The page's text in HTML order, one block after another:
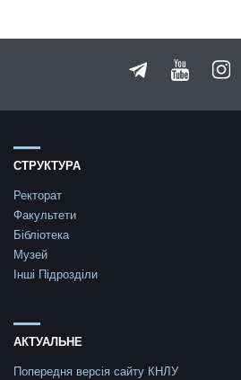
СТРУКТУРА
Ректорат
Факультети
Бібліотека
Музей
Інші Підрозділи
АКТУАЛЬНЕ
Попередня версія сайту КНЛУ